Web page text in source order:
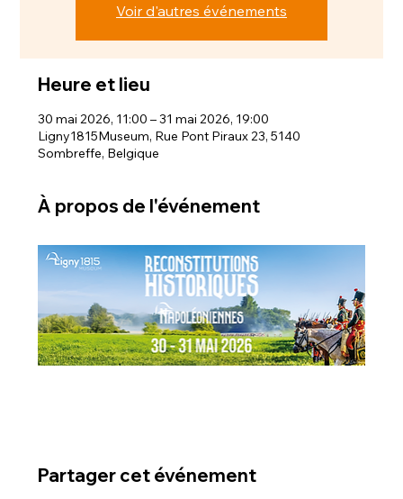
Voir d'autres événements
Heure et lieu
30 mai 2026, 11:00 – 31 mai 2026, 19:00
Ligny1815Museum, Rue Pont Piraux 23, 5140
Sombreffe, Belgique
À propos de l'événement
Partager cet événement